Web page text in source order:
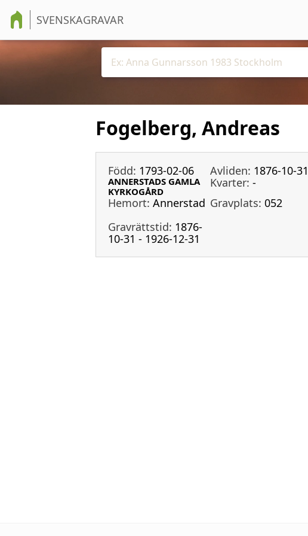
SVENSKAGRAVAR
Fogelberg, Andreas
Född: 1793-02-06 Avliden: 1876-10-31
ANNERSTADS GAMLA
KYRKOGÅRD
Kvarter: -
Hemort: Annerstad Gravplats: 052
Gravrättstid: 1876-
10-31 - 1926-12-31